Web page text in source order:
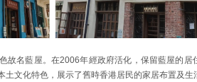
故名藍屋。在2006年經政府活化，保留藍屋的
文化特色，展示了舊時香港居民的家居布置及生